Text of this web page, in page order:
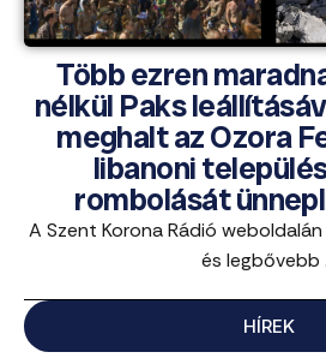
Több ezren
nélkül Paks
meghalt az Ozora
libanoni
rombolását
A Szent Korona Rádió
és legbővebb
HÍREK